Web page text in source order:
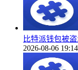
比特派钱包被
2026-08-06